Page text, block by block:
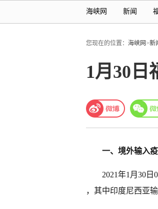
海峡网 新闻
您现在的位置： 海峡网>新
1月30日
一、境外输入
2021年1月30日
，其中印度尼西亚